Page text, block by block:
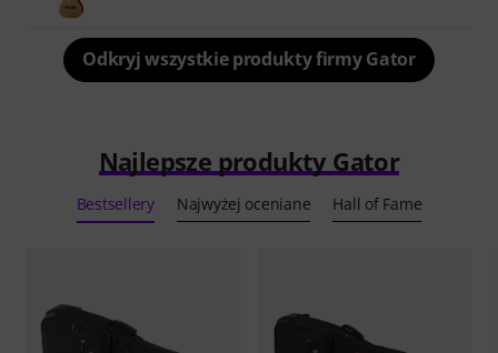
Odkryj wszystkie produkty firmy Gator
Najlepsze produkty Gator
Bestsellery Najwyżej oceniane Hall of Fame